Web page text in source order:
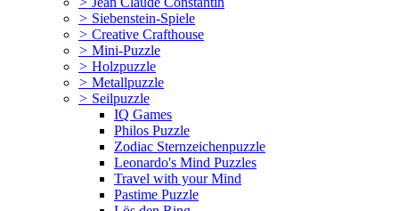
> Siebenstein-Spiele
> Creative Crafthouse
> Mini-Puzzle
> Holzpuzzle
> Metallpuzzle
> Seilpuzzle
IQ Games
Philos Puzzle
Zodiac Sternzeichenpuzzle
Leonardo's Mind Puzzles
Travel with your Mind
Pastime Puzzle